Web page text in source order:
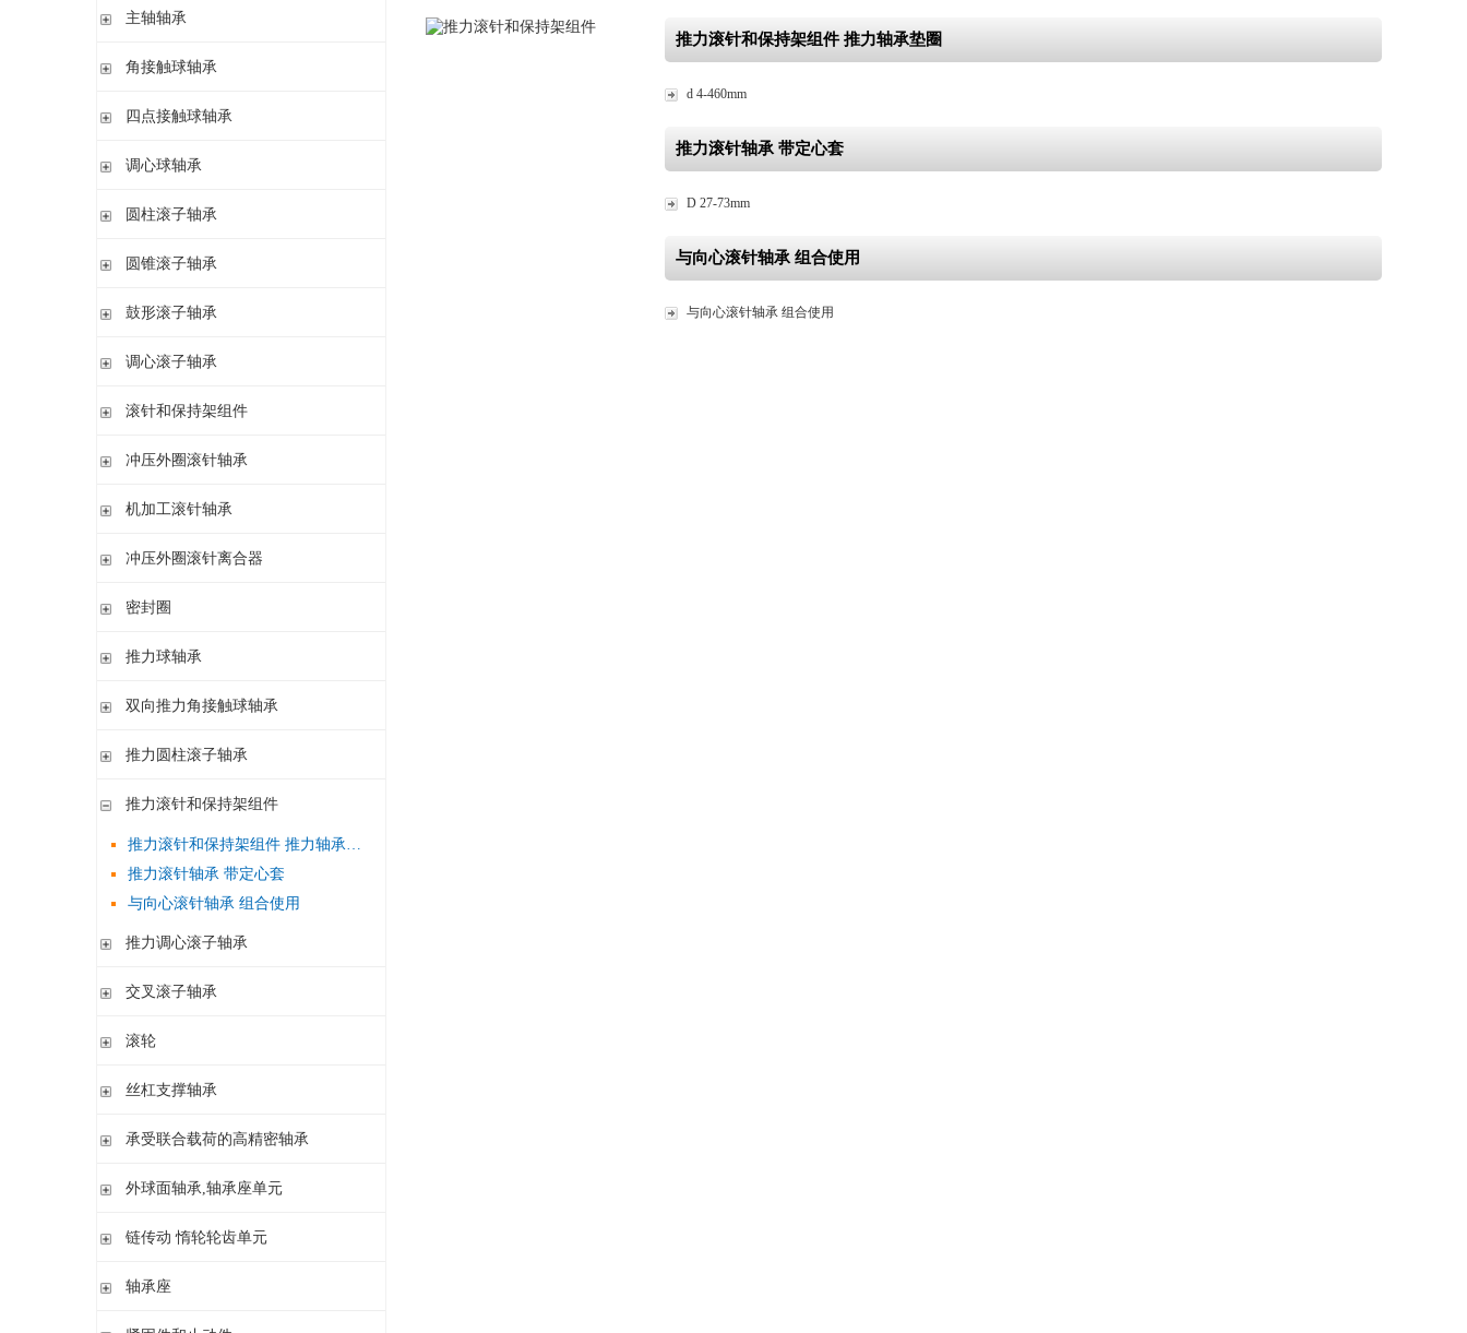
单列开式
双列
主轴轴承
带钢球
带钢球 密封
角接触球轴承
单列开式或密封
双列开式或密封
四点接触球轴承
四点接触球轴承
调心球轴承
圆柱孔开式或密封
圆柱孔或圆锥孔 开式
带紧定套开式或密封
带紧定套开式
圆柱滚子轴承
带保持架的圆柱滚子轴承
单列满装圆柱滚子轴承
高精密圆柱滚子轴承
圆锥滚子轴承
单列圆锥滚子轴承
单列英制圆锥滚子轴承
鼓形滚子轴承
圆柱孔或圆锥孔
调心滚子轴承
圆柱孔或圆锥孔
带退卸套
滚针和保持架组件
单列
冲压外圈滚针轴承
开式 闭式 无密封
开式、满装滚针单元、无密封
机加工滚针轴承
无内圈
带内圈 开式
带内圈 密封
无挡边无内圈 开式
调心 有/无内圈
滚针/ 推力球轴承 无内圈 带或不带外罩
滚针/ 推力圆柱滚子轴承 无内圈 带或不带外罩
滚针/ 角接触球轴承 带内圈
内圈 无润滑孔
内圈 带润滑孔
冲压外圈滚针离合器
不带轴承 带滚花或不带滚花
密封圈
密封圈
推力球轴承
单向推力球轴承
双向推力角接触球轴承
双向推力角接触球轴承
推力圆柱滚子轴承
推力圆柱滚子轴承 保持架组件 推力轴承垫圈
推力滚针和保持架组件
推力滚针和保持架组件 推力轴承垫圈
推力滚针轴承 带定心套
与向心滚针轴承 组合使用
推力调心滚子轴承
推力调心滚子轴承
交叉滚子轴承
交叉滚子轴承
滚轮
支承型滚轮
球轴承滚轮
丝杠支撑轴承
推力角接触球轴承
密封组件 精密锁紧螺母
承受联合载荷的高精密轴承
推力/向心轴承
外球面轴承,轴承座单元
外球面轴承
链传动 惰轮轮齿单元
链传动 惰轮轮齿单元
轴承座
立式轴承座SNV,剖分用于带紧定套的圆锥孔轴承
推力滚针和保持架组件 推力轴承垫圈
d 4-460mm
推力滚针轴承 带定心套
D 27-73mm
与向心滚针轴承 组合使用
与向心滚针轴承 组合使用